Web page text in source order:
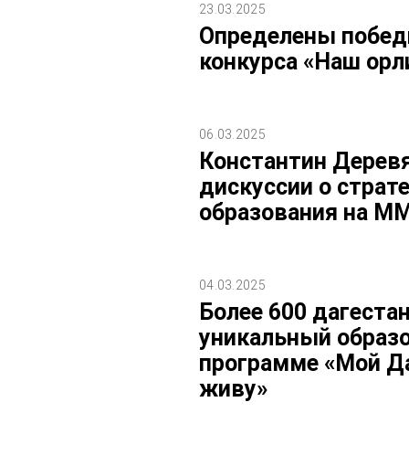
23.03.2025
Определены
конкурса «Наш
06.03.2025
Константин
дискуссии о
образования на
04.03.2025
Более 600
уникальный
программе «Мой
живу»